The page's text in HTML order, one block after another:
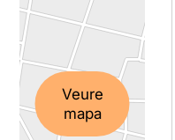
Veure
mapa